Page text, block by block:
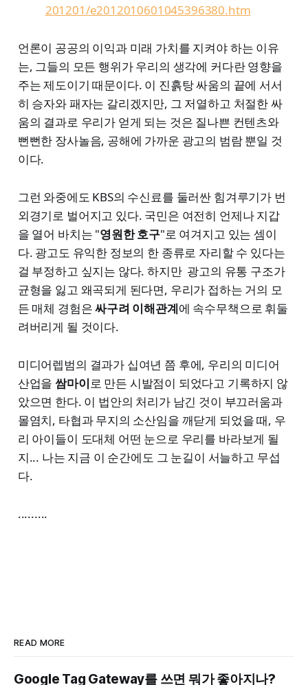
201201/e2012010601045396380.htm
언론이 공공의 이익과 미래 가치를 지켜야 하는 이유
는, 그들의 모든 행위가 우리의 생각에 커다란 영향을
주는 제도이기 때문이다. 이 진흙탕 싸움의 끝에 서서
히 승자와 패자는 갈리겠지만, 그 저열하고 처절한 싸
움의 결과로 우리가 얻게 되는 것은 질나쁜 컨텐츠와
뻔뻔한 장사놀음, 공해에 가까운 광고의 범람 뿐일 것
이다.
그런 와중에도 KBS의 수신료를 둘러싼 힘겨루기가 번
외경기로 벌어지고 있다. 국민은 여전히 언제나 지갑
을 열어 바치는 "영원한 호구"로 여겨지고 있는 셈이
다. 광고도 유익한 정보의 한 종류로 자리할 수 있다는
걸 부정하고 싶지는 않다. 하지만 광고의 유통 구조가
균형을 잃고 왜곡되게 된다면, 우리가 접하는 거의 모
든 매체 경험은싸구려 이해관계에 속수무책으로 휘둘
려버리게 될 것이다.
미디어렙범의 결과가 십여년 쯤 후에, 우리의 미디어
산업을쌈마이로 만든 시발점이 되었다고 기록하지 않
았으면 한다. 이 법안의 처리가 남긴 것이 부끄러움과
몰염치, 타협과 무지의 소산임을 깨닫게 되었을 때, 우
리 아이들이 도대체 어떤 눈으로 우리를 바라보게 될
지... 나는 지금 이 순간에도 그 눈길이 서늘하고 무섭
다.
.........
READ MORE
Google Tag Gateway를 쓰면 뭐가 좋아지나?